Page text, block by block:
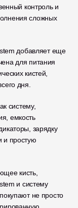
контроль и
сложных
добавляет еще
для питания
кистей,
дня.
систему,
емкость
зарядку
и простую
кисть,
и систему
не просто